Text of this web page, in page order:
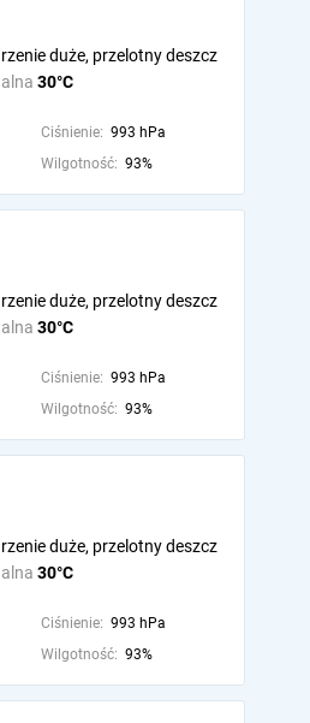
30°C
duże, przelotny deszcz
Ciśnienie: 993 hPa
Wilgotność: 93%
30°C
duże, przelotny deszcz
Ciśnienie: 993 hPa
Wilgotność: 93%
30°C
duże, przelotny deszcz
Ciśnienie: 993 hPa
Wilgotność: 93%